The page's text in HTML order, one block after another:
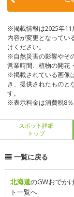
※掲載情報は2025年11
内容が変更となってい
けください。
※自然災害の影響やそ
営業時間、植物の開花
※掲載されている画像
き、提供されたものと
す。
※表示料金は消費税8％
スポット詳細
トップ
一覧に戻る
北海道のGWおでか
ト一覧へ